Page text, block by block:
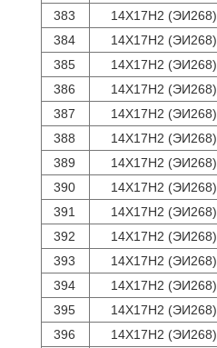
383
14Х17Н2 (ЭИ268)
384
14Х17Н2 (ЭИ268)
385
14Х17Н2 (ЭИ268)
386
14Х17Н2 (ЭИ268)
387
14Х17Н2 (ЭИ268)
388
14Х17Н2 (ЭИ268)
389
14Х17Н2 (ЭИ268)
390
14Х17Н2 (ЭИ268)
391
14Х17Н2 (ЭИ268)
392
14Х17Н2 (ЭИ268)
393
14Х17Н2 (ЭИ268)
394
14Х17Н2 (ЭИ268)
395
14Х17Н2 (ЭИ268)
396
14Х17Н2 (ЭИ268)